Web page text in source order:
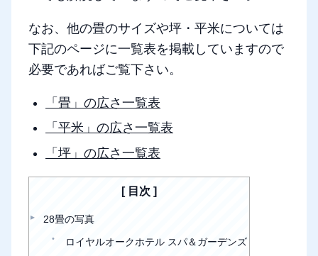
なお、他の畳のサイズや坪・平米については
下記のページに一覧表を掲載していますので
必要であればご覧下さい。
「畳」の広さ一覧表
「平米」の広さ一覧表
「坪」の広さ一覧表
目次
28畳の写真
ロイヤルオークホテル スパ＆ガーデンズ